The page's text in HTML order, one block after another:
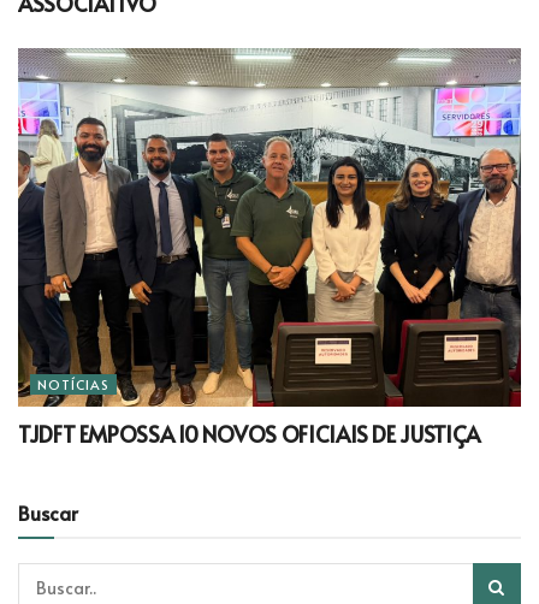
NOTÍCIAS
TJDFT EMPOSSA 10 NOVOS OFICIAIS DE JUSTIÇA
Buscar